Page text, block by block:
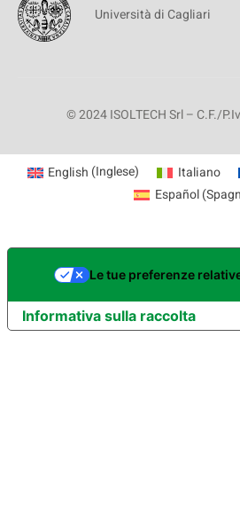
Università di Cagliari
© 2024 ISOLTECH Srl – C.F./
English (Inglese) Italiano
Español(
Informativa sulla raccolta
Le tue preferenze